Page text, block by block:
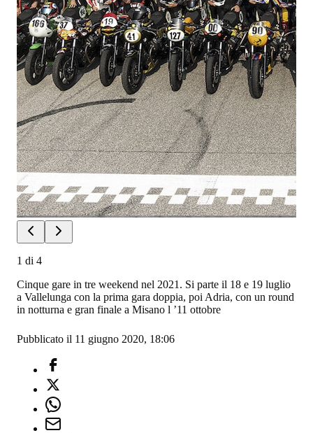
1 di 4
Cinque gare in tre weekend nel 2021. Si parte il 18 e 19 luglio
a Vallelunga con la prima gara doppia, poi Adria, con un round
in notturna e gran finale a Misano l ’11 ottobre
Pubblicato il 11 giugno 2020, 18:06